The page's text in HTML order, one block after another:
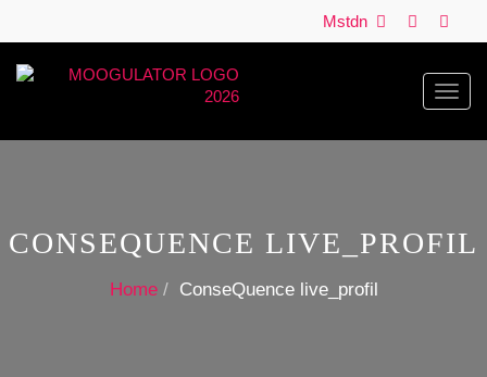
Mstdn
CONSEQUENCE LIVE_PROFIL
Home ConseQuence live_profil